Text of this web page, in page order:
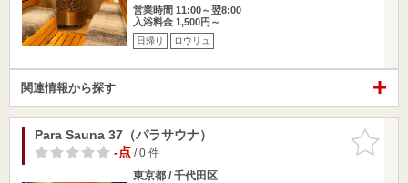
営業時間 11:00～翌8:00
入浴料金 1,500円～
日帰り ロウリュ
関連情報から探す
お気に入
りに追加
Para Sauna 37（パラサウナ）
-点/ 0 件
東京都 / 千代田区